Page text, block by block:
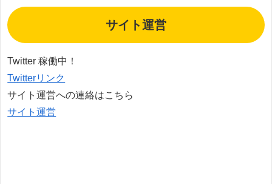
サイト運営
Twitter 稼働中！
Twitterリンク
サイト運営への連絡はこちら
サイト運営